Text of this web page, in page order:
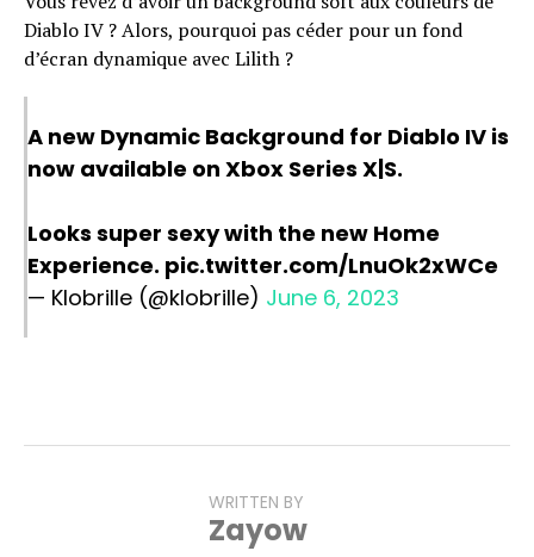
Diablo IV ? Alors, pourquoi pas céder pour un fond
d’écran dynamique avec Lilith ?
A new Dynamic Background for Diablo IV is
now available on Xbox Series X|S.
Looks super sexy with the new Home
Experience. pic.twitter.com/LnuOk2xWCe
— Klobrille (@klobrille) June 6, 2023
WRITTEN BY
Zayow